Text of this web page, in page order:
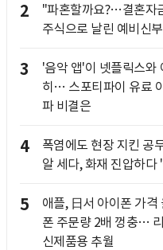
2
"파혼할까요?…결혼자
주식으로 날린 예비신부
3
'음악 앱'이 넷플릭스와
히… 스포티파이 유료
파 비결은
4
폭염에도 현장 지킨 공
알 세다, 화재 진압하다
5
애플, 日서 아이폰 가격
폰 주문량 2배 껑충…
신제품용 추월